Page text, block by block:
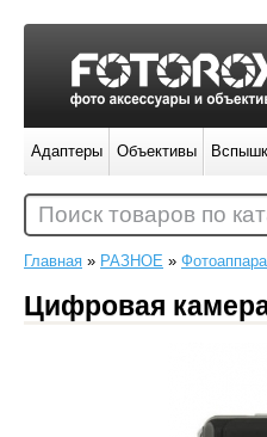
Главная » РАЗНОЕ »
Цифровая
Адаптеры Объективы
Поиск товаров по